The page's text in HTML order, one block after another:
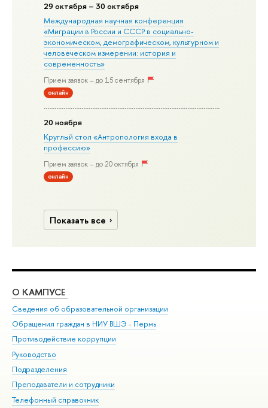
29 октября – 30 октября
Международная научная конференция
«Миграции в Росcии и СССР в социально-
экономическом, демографическом, культурном и
человеческом измерении: история и
современность»
Прием заявок – до 15 сентября
онлайн
20 ноября
Круглый стол «Антропология входа в
профессию»
Прием заявок – до 20 октября
онлайн
Показать все
О КАМПУСЕ
Сведения об образовательной организации
Обращения граждан в НИУ ВШЭ - Пермь
Противодействие коррупции
Руководство
Подразделения
Преподаватели и сотрудники
Телефонный справочник